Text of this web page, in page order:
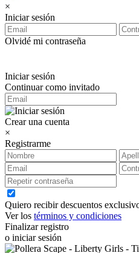
×
Iniciar sesión
Olvidé mi contraseña
Iniciar sesión
Continuar como invitado
Crear una cuenta
×
Registrarme
Quiero recibir descuentos
Ver los términos y condiciones
Finalizar registro
o iniciar sesión